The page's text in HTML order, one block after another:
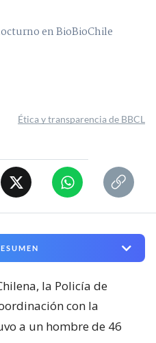
en BioBioChile
Ética y transparencia de BBCL
la Policía de
con la
a un hombre de 46